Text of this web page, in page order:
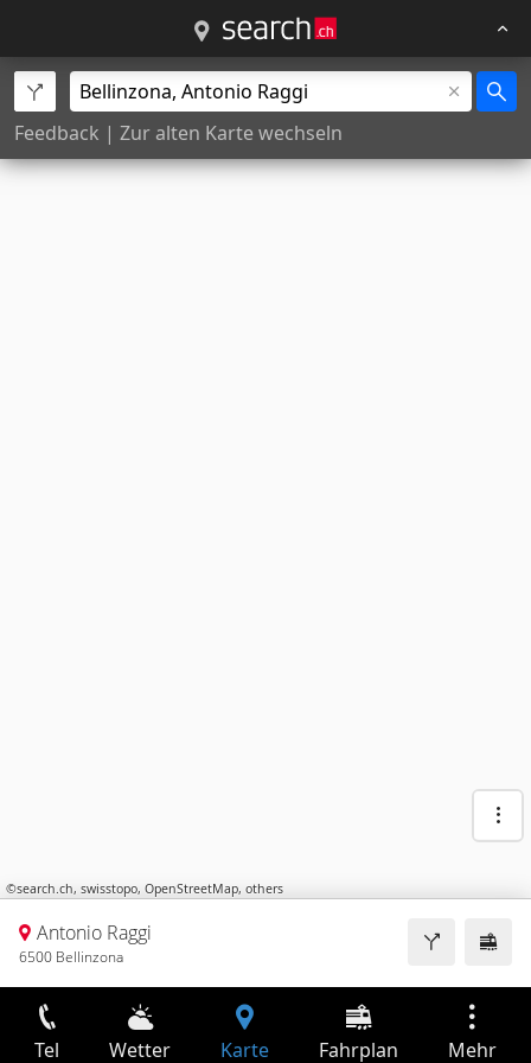
Feedback | Zur alten Karte wechseln
©search.ch, swisstopo, OpenStreetMap, others
Antonio Raggi
6500 Bellinzona
Tel Wetter Karte Fahrplan Mehr